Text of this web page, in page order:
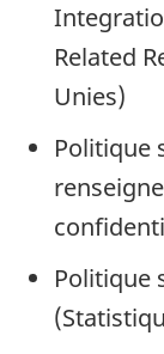
Related
Unies)
Politique
Politique